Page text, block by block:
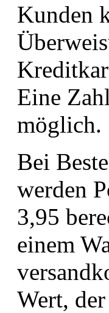
Kunden
Eine
möglich.
Bei
werden
3,95
einem
Wert,